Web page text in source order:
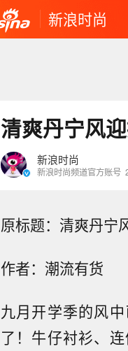
新浪时尚
清爽丹宁风
新浪时尚
新浪时尚频道官方账号
原标题：清爽丹宁
作者：潮流有货
九月开学季的风
了！牛仔衬衫、